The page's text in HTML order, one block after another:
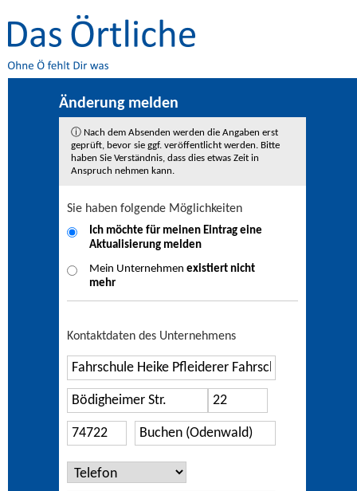
Änderung melden
ⓘ Nach dem Absenden werden die Angaben erst
geprüft, bevor sie ggf. veröffentlicht werden. Bitte
haben Sie Verständnis, dass dies etwas Zeit in
Anspruch nehmen kann.
Sie haben folgende Möglichkeiten
Ich möchte für meinen Eintrag eine
Aktualisierung melden
Mein Unternehmen existiert nicht
mehr
Kontaktdaten des Unternehmens